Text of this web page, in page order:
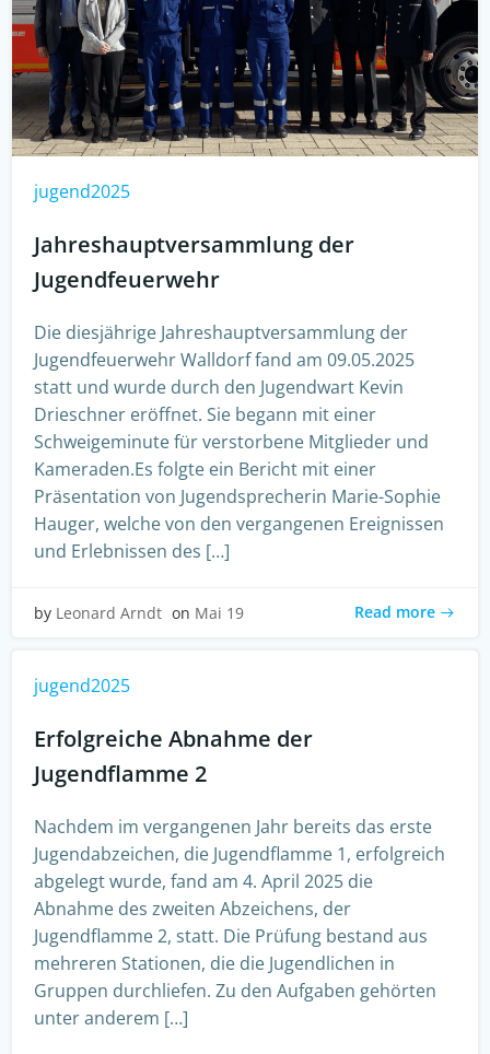
jugend2025
Jahreshauptversammlung der
Jugendfeuerwehr
Die diesjährige Jahreshauptversammlung der
Jugendfeuerwehr Walldorf fand am 09.05.2025
statt und wurde durch den Jugendwart Kevin
Drieschner eröffnet. Sie begann mit einer
Schweigeminute für verstorbene Mitglieder und
Kameraden.Es folgte ein Bericht mit einer
Präsentation von Jugendsprecherin Marie-Sophie
Hauger, welche von den vergangenen Ereignissen
und Erlebnissen des […]
by Leonard Arndt on Mai 19 Read more
jugend2025
Erfolgreiche Abnahme der
Jugendflamme 2
Nachdem im vergangenen Jahr bereits das erste
Jugendabzeichen, die Jugendflamme 1, erfolgreich
abgelegt wurde, fand am 4. April 2025 die
Abnahme des zweiten Abzeichens, der
Jugendflamme 2, statt. Die Prüfung bestand aus
mehreren Stationen, die die Jugendlichen in
Gruppen durchliefen. Zu den Aufgaben gehörten
unter anderem […]